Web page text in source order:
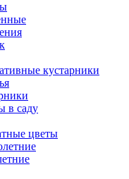
кустарники
в саду
цветы